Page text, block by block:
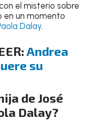
el misterio sobre
en un momento
Dalay.
Andrea
su
de José
Dalay?